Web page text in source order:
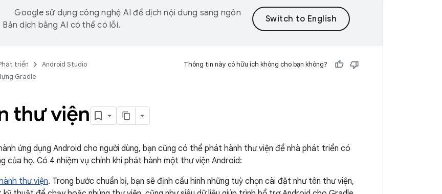
Google sử dụng công nghệ AI để dịch nội dung sang ngôn
dịch bằng AI có thể có lỗi.
triển
Android Studio
Gradle
Thông tin này có hữu ích không cho bạn không?
thư viện
ứng dụng Android cho người dùng, bạn cũng có thể phát hành thư viện để nhà phát triển có
của họ. Có 4 nhiệm vụ chính khi phát hành một thư viện Android:
thư viện. Trong bước chuẩn bị, bạn sẽ định cấu hình những tuỳ chọn cài đặt như tên thư viện,